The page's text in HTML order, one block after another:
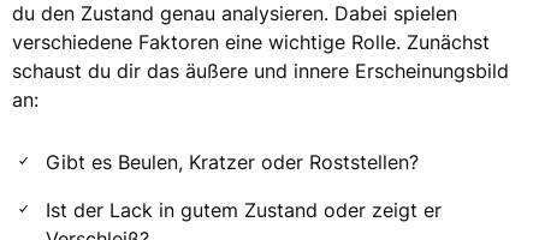
du den Zustand genau analysieren. Dabei spielen
verschiedene Faktoren eine wichtige Rolle. Zunächst
schaust du dir das äußere und innere Erscheinungsbild
an:
Gibt es Beulen, Kratzer oder Roststellen?
Ist der Lack in gutem Zustand oder zeigt er